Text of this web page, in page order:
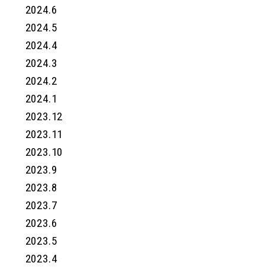
2024.6
2024.5
2024.4
2024.3
2024.2
2024.1
2023.12
2023.11
2023.10
2023.9
2023.8
2023.7
2023.6
2023.5
2023.4